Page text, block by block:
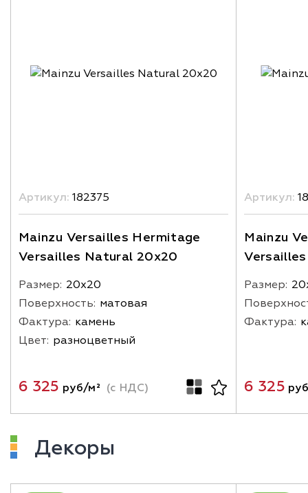
Артикул: 182375
Mainzu Versailles Hermitage
Versailles Natural 20x20
Размер: 20х20
Поверхность: матовая
Фактура: камень
Цвет: разноцветный
6 325 руб/м² (с НДС)
Артикул:
Mainzu
Размер:
Фактура:
6 325
Декоры